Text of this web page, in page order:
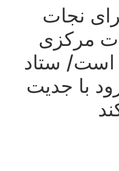
TEHRAN WEATHER
نجات
مرکزی
است/ ستاد
با جدیت